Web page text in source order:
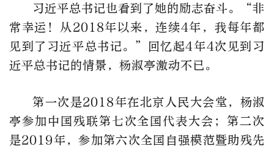
习近平总书记也看到了她的励志奋斗。“非
常幸运！从2018年以来，连续4年，我每年都
见到了习近平总书记。”回忆起4年4次见到习
近平总书记的情景，杨淑亭激动不已。
第一次是2018年在北京人民大会堂，杨淑
亭参加中国残联第七次全国代表大会；第二次
是2019年，参加第六次全国自强模范暨助残先